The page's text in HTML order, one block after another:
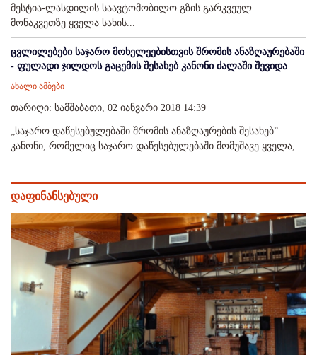
მესტია-ლასდილის საავტომობილო გზის გარკვეულ
მონაკვეთზე ყველა სახის...
ცვლილებები საჯარო მოხელეებისთვის შრომის ანაზღაურებაში
- ფულადი ჯილდოს გაცემის შესახებ კანონი ძალაში შევიდა
ახალი ამბები
თარიღი: სამშაბათი, 02 იანვარი 2018 14:39
„საჯარო დაწესებულებაში შრომის ანაზღაურების შესახებ”
კანონი, რომელიც საჯარო დაწესებულებაში მომუშავე ყველა,...
დაფინანსებული